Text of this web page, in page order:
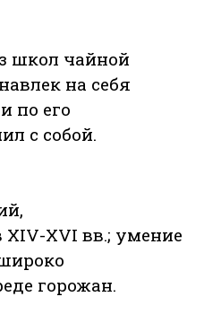
школ чайной
на себя
по его
с собой.
XIV-XVI вв.; умение
горожан.